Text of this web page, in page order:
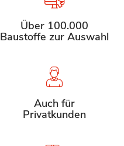
Über 100.000
Baustoffe zur Auswahl
Auch für
Privatkunden